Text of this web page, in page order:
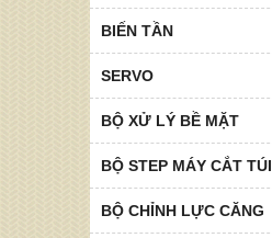
BIẾN TẦN
SERVO
BỘ XỬ LÝ BỀ MẶT
BỘ STEP MÁY CẮT TÚI
BỘ CHỈNH LỰC CĂNG